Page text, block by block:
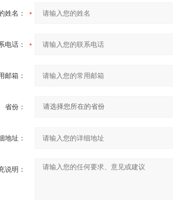
姓名：
电话：
邮箱：
省份：
地址：
说明：